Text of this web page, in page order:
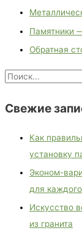
Памятники
Обратная
Свежие
Как
установку
Эконом-
для каждого
Искусство
из гранита